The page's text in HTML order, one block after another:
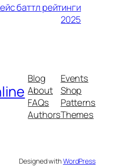
баттл рейтинги
2025
Blog
About
FAQs
Authors
Events
Shop
Patterns
Themes
Designed withWordPress